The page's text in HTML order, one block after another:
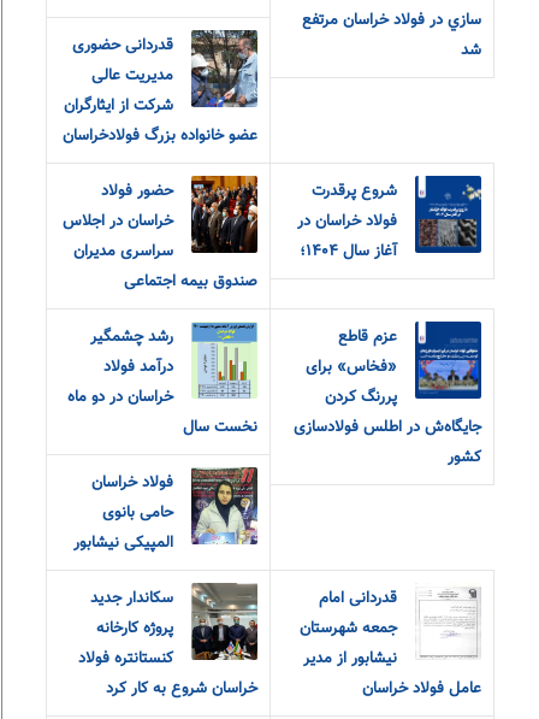
سازي در فولاد خراسان مرتفع
شد
قدردانی حضوری
مدیریت عالی
شرکت از ایثارگران
عضو خانواده‌ بزرگ‌ فولادخراسان
شروع پرقدرت
فولاد خراسان در
آغاز سال ۱۴۰۴؛
حضور فولاد
خراسان در اجلاس
سراسری مدیران
صندوق بیمه اجتماعی
عزم قاطع
«فخاس» برای
پررنگ کردن
جایگاه‌ش در اطلس فولادسازی
کشور
رشد چشمگیر
درآمد فولاد
خراسان در دو ماه
نخست سال
فولاد خراسان
حامی بانوی
المپیکی نیشابور
قدردانی امام
جمعه شهرستان
نیشابور از مدیر
عامل فولاد خراسان
سکاندار جدید
پروژه کارخانه
کنستانتره فولاد
خراسان شروع به کار کرد